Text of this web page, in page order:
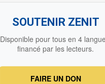
SOUTENIR ZENIT
Disponible pour tous en 4
financé par les lecteurs.
FAIRE UN DON